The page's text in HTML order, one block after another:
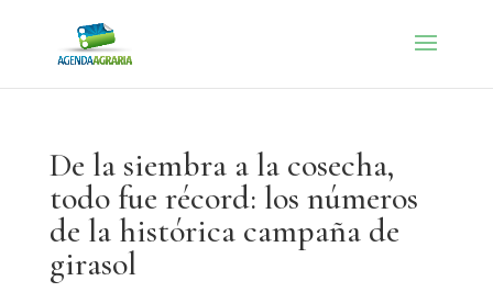
De la siembra a la cosecha,
todo fue récord: los números
de la histórica campaña de
girasol